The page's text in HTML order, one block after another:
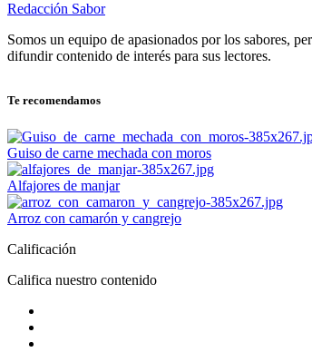
Redacción Sabor
Somos un equipo de apasionados por los sabores,
difundir contenido de interés para sus lectores.
Te recomendamos
Guiso de carne mechada con moros
Alfajores de manjar
Arroz con camarón y cangrejo
Calificación
Califica nuestro contenido